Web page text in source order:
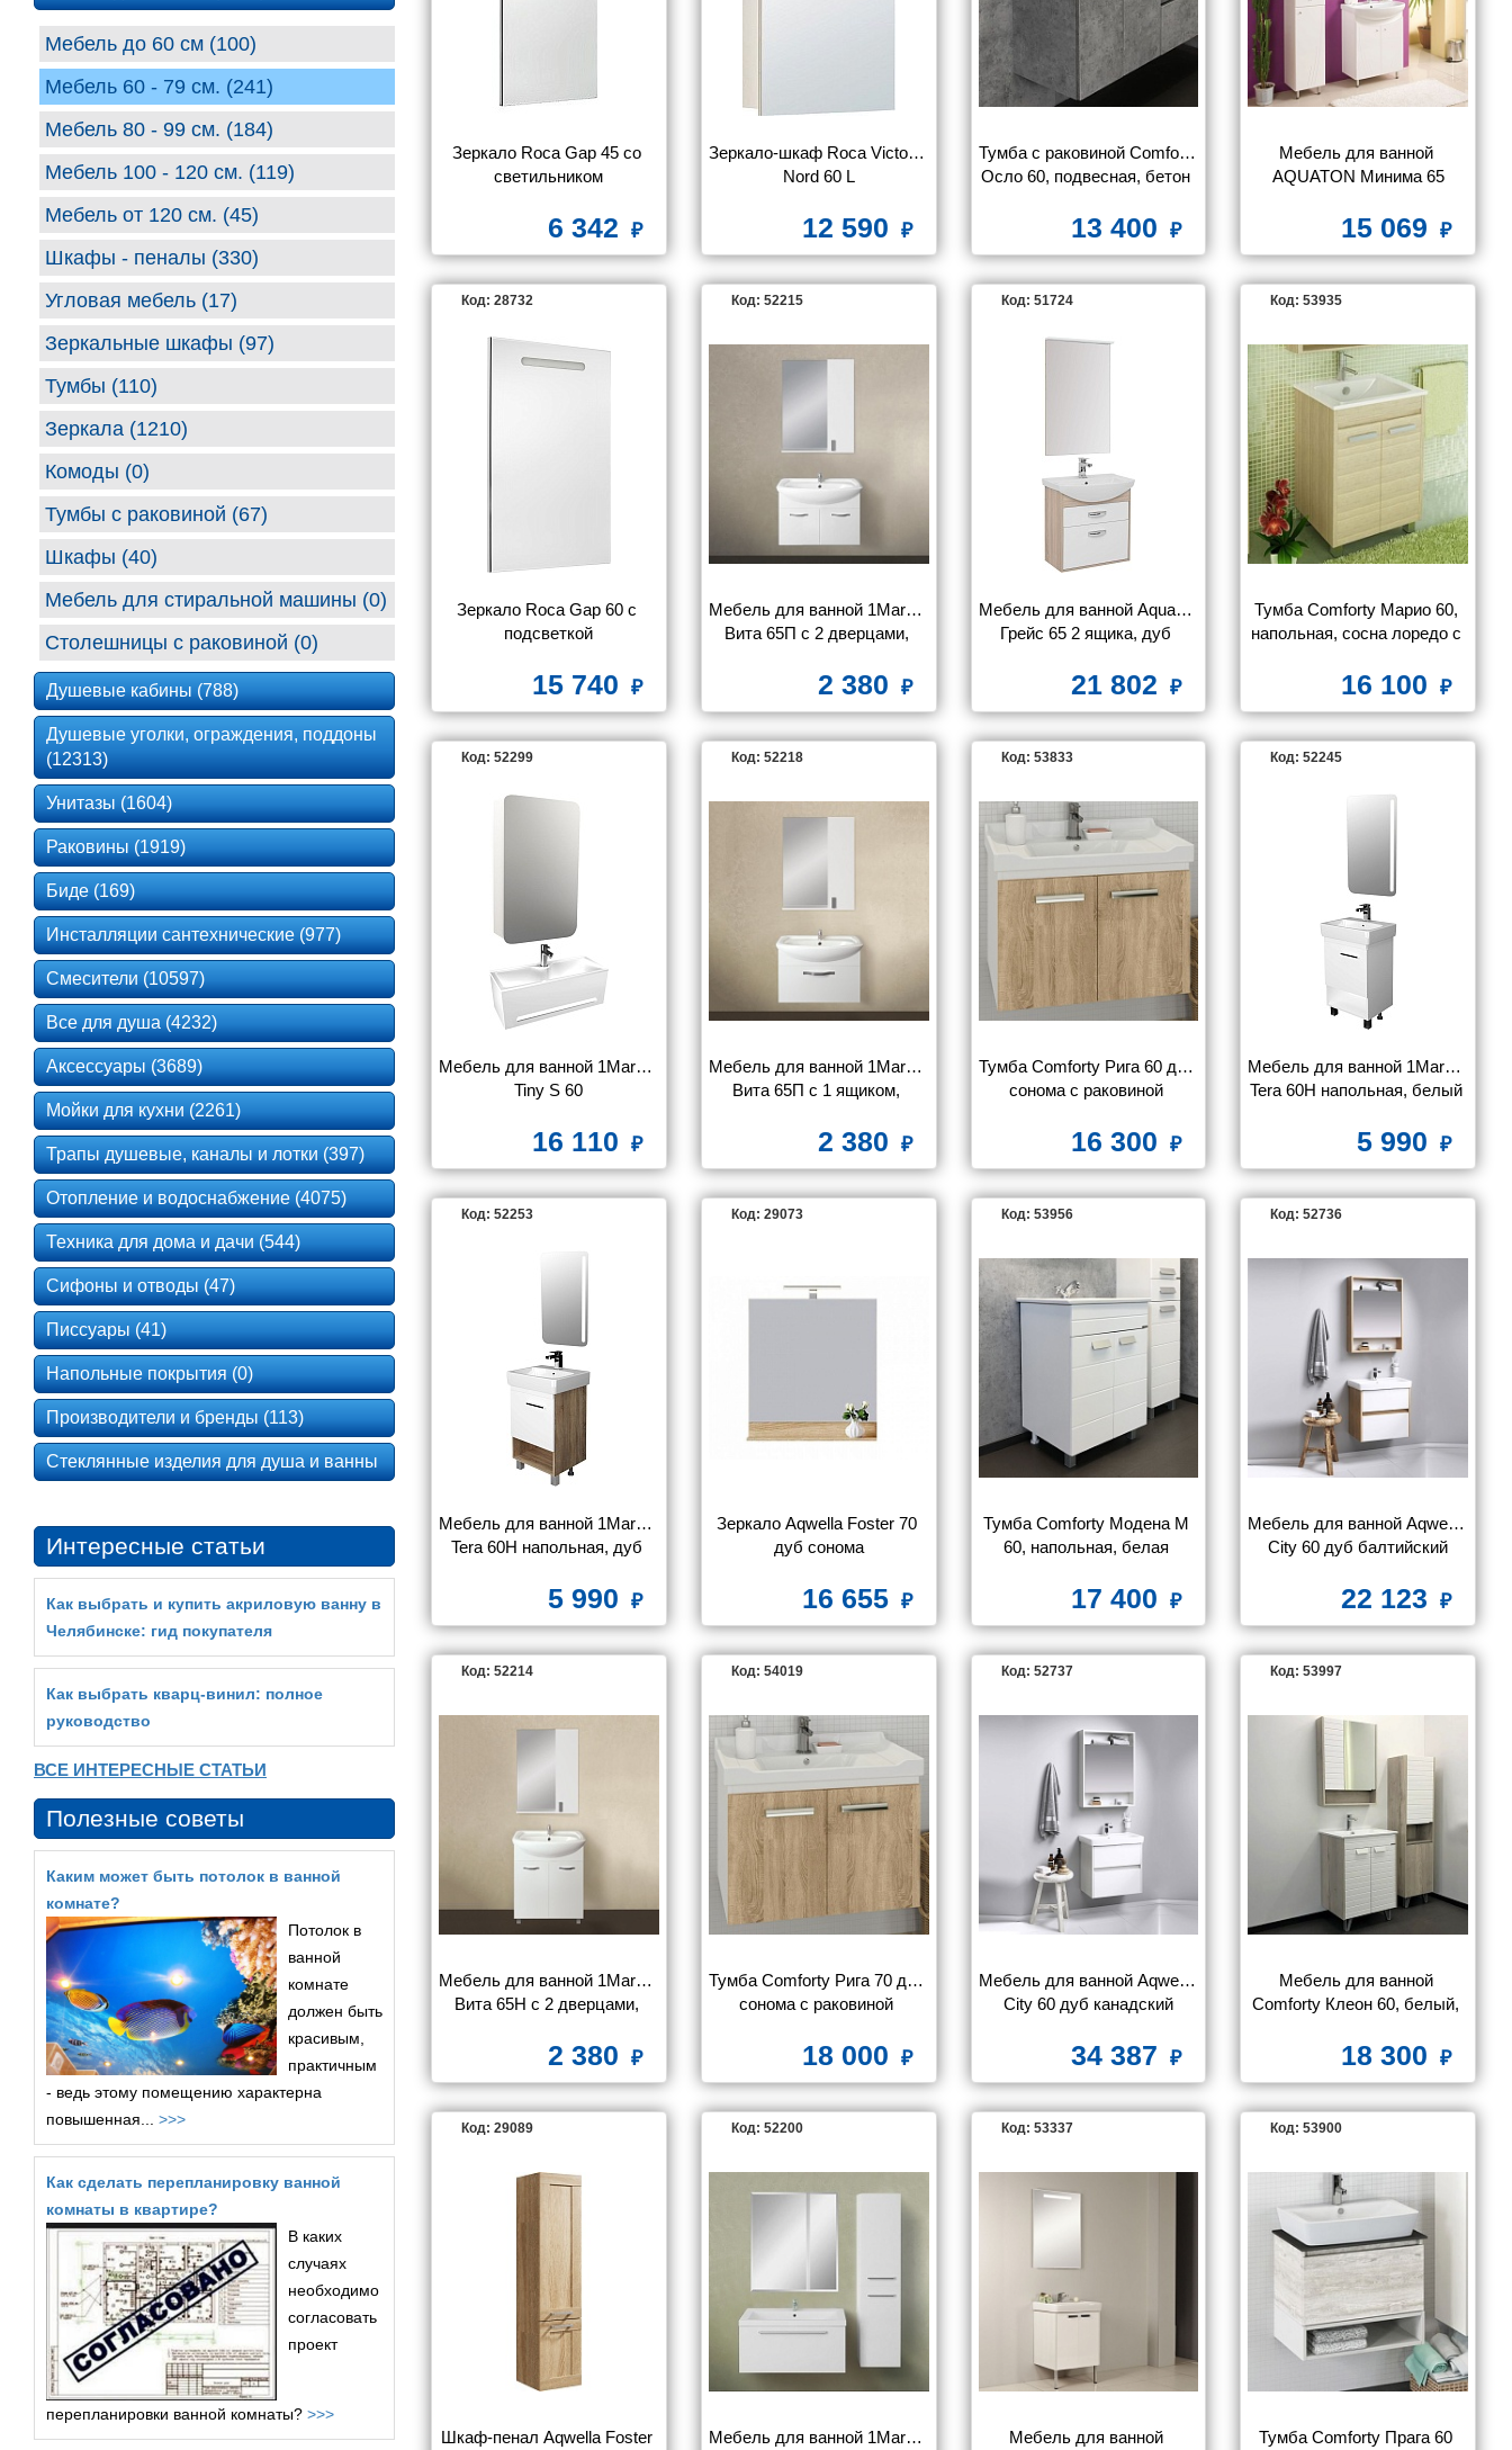
Зеркало Roca Gap 45 со
светильником
6 342
Зеркало-шкаф Roca Victoria
Nord 60 L
12 590
Тумба с раковиной Comforty
Осло 60, подвесная, бетон
60
13 400
Мебель для ванной
AQUATON Минима 65
15 069
Код: 28732
Зеркало Roca Gap 60 с
подсветкой
15 740
Код: 52215
Мебель для ванной 1MarKa
Вита 65П с 2 дверцами,
2 380
Код: 51724
Мебель для ванной Aquanet
Грейс 65 2 ящика, дуб
21 802
Код: 53935
Тумба Comforty Марио 60,
напольная, сосна лоредо с
16 100
Код: 52299
Мебель для ванной 1MarKa
Tiny S 60
16 110
Код: 52218
Мебель для ванной 1MarKa
Вита 65П с 1 ящиком,
2 380
Код: 53833
Тумба Comforty Рига 60 дуб
сонома с раковиной
16 300
Код: 52245
Мебель для ванной 1MarKa
Tera 60Н напольная, белый
5 990
Код: 52253
Мебель для ванной 1MarKa
Tera 60Н напольная, дуб
5 990
Код: 29073
Зеркало Aqwella Foster 70
дуб сонома
16 655
Код: 53956
Тумба Comforty Модена М
60, напольная, белая
Quadro 60
17 400
Код: 52736
Мебель для ванной Aqwella
City 60 дуб балтийский
22 123
Код: 52214
Мебель для ванной 1MarKa
Вита 65Н с 2 дверцами,
2 380
Код: 54019
Тумба Comforty Рига 70 дуб
сонома с раковиной
18 000
Код: 52737
Мебель для ванной Aqwella
City 60 дуб канадский
34 387
Код: 53997
Мебель для ванной
Comforty Клеон 60, белый,
Quadro 60
18 300
Код: 29089
Шкаф-пенал Aqwella Foster
Код: 52200
Мебель для ванной 1MarKa
Код: 53337
Мебель для ванной
Код: 53900
Тумба Comforty Прага 60
Мебель до 60 см (100)
Мебель 60 - 79 см. (241)
Мебель 80 - 99 cм. (184)
Мебель 100 - 120 см. (119)
Мебель от 120 см. (45)
Шкафы - пеналы (330)
Угловая мебель (17)
Зеркальные шкафы (97)
Тумбы (110)
Зеркала (1210)
Комоды (0)
Тумбы с раковиной (67)
Шкафы (40)
Мебель для стиральной машины (0)
Столешницы с раковиной (0)
Душевые кабины (788)
Душевые уголки, ограждения, поддоны
(12313)
Унитазы (1604)
Раковины (1919)
Биде (169)
Инсталляции сантехнические (977)
Смесители (10597)
Все для душа (4232)
Аксессуары (3689)
Мойки для кухни (2261)
Трапы душевые, каналы и лотки (397)
Отопление и водоснабжение (4075)
Техника для дома и дачи (544)
Сифоны и отводы (47)
Писсуары (41)
Напольные покрытия (0)
Производители и бренды (113)
Стеклянные изделия для душа и ванны
Интересные статьи
Как выбрать и купить акриловую ванну в
Челябинске: гид покупателя
Как выбрать кварц‑винил: полное
руководство
ВСЕ ИНТЕРЕСНЫЕ СТАТЬИ
Полезные советы
Каким может быть потолок в ванной
комнате?
Потолок в
ванной
комнате
должен быть
красивым,
практичным
- ведь этому помещению характерна
повышенная... >>>
Как сделать перепланировку ванной
комнаты в квартире?
В каких
случаях
необходимо
согласовать
проект
перепланировки ванной комнаты? >>>